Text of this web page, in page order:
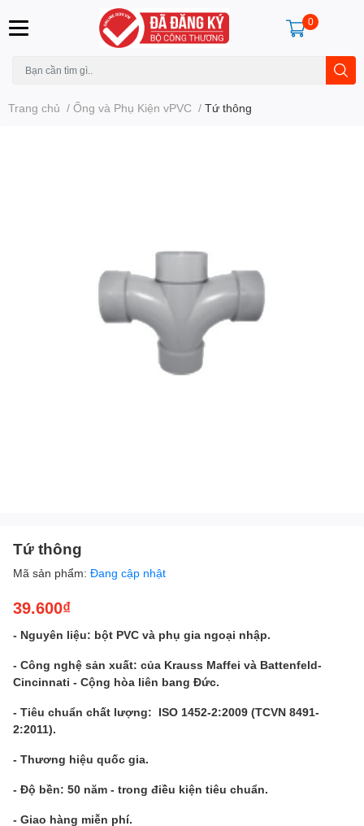
0
Trang chủ / Ống và Phụ Kiện vPVC / Tứ thông
Tứ thông
Mã sản phẩm: Đang cập nhật
39.600₫
- Nguyên liệu: bột PVC và phụ gia ngoại nhập.
- Công nghệ sản xuất: của Krauss Maffei và Battenfeld-
Cincinnati - Cộng hòa liên bang Đức.
- Tiêu chuẩn chất lượng: ISO 1452-2:2009 (TCVN 8491-
2:2011).
- Thương hiệu quốc gia.
- Độ bền: 50 năm - trong điều kiện tiêu chuẩn.
- Giao hàng miễn phí.